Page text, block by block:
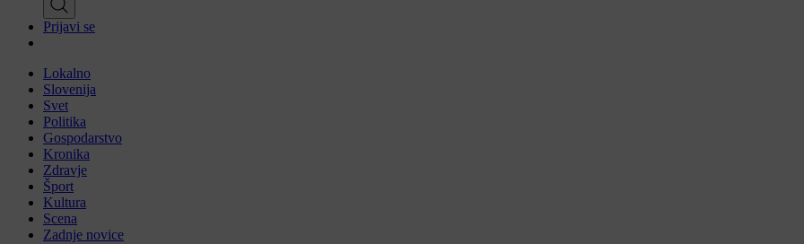
Prijavi se
Lokalno
Slovenija
Svet
Politika
Gospodarstvo
Kronika
Zdravje
Šport
Kultura
Scena
Zadnje novice